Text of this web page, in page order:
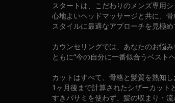
スタートは、こだわりのメンズ専用
心地よいヘッドマッサージと共に、骨
スタイルに最適なアプローチを見極め
カウンセリングでは、あなたのお悩
ともに“今の自分に一番似合うベスト
カットはすべて、骨格と髪質を熟知し
1ヶ月後まで計算されたシザーカット
すきバサミを使わず、髪の収まり・